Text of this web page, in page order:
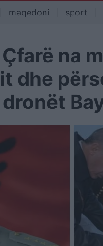
maqedoni sport
na
dhe